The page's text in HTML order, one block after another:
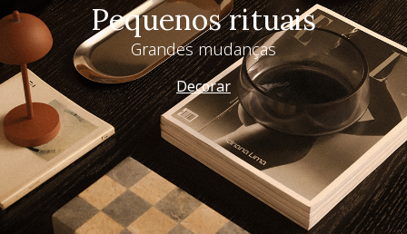
Pequenos rituais
Grandes mudanças
Decorar